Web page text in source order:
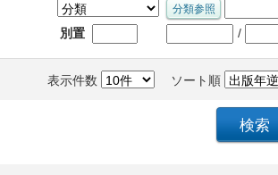
別置 /
表示件数 ソート順